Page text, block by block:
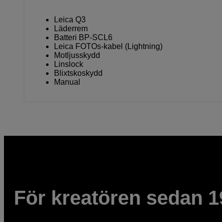
Leica Q3
Läderrem
Batteri BP-SCL6
Leica FOTOs-kabel (Lightning)
Motljusskydd
Linslock
Blixtskoskydd
Manual
För kreatören sedan